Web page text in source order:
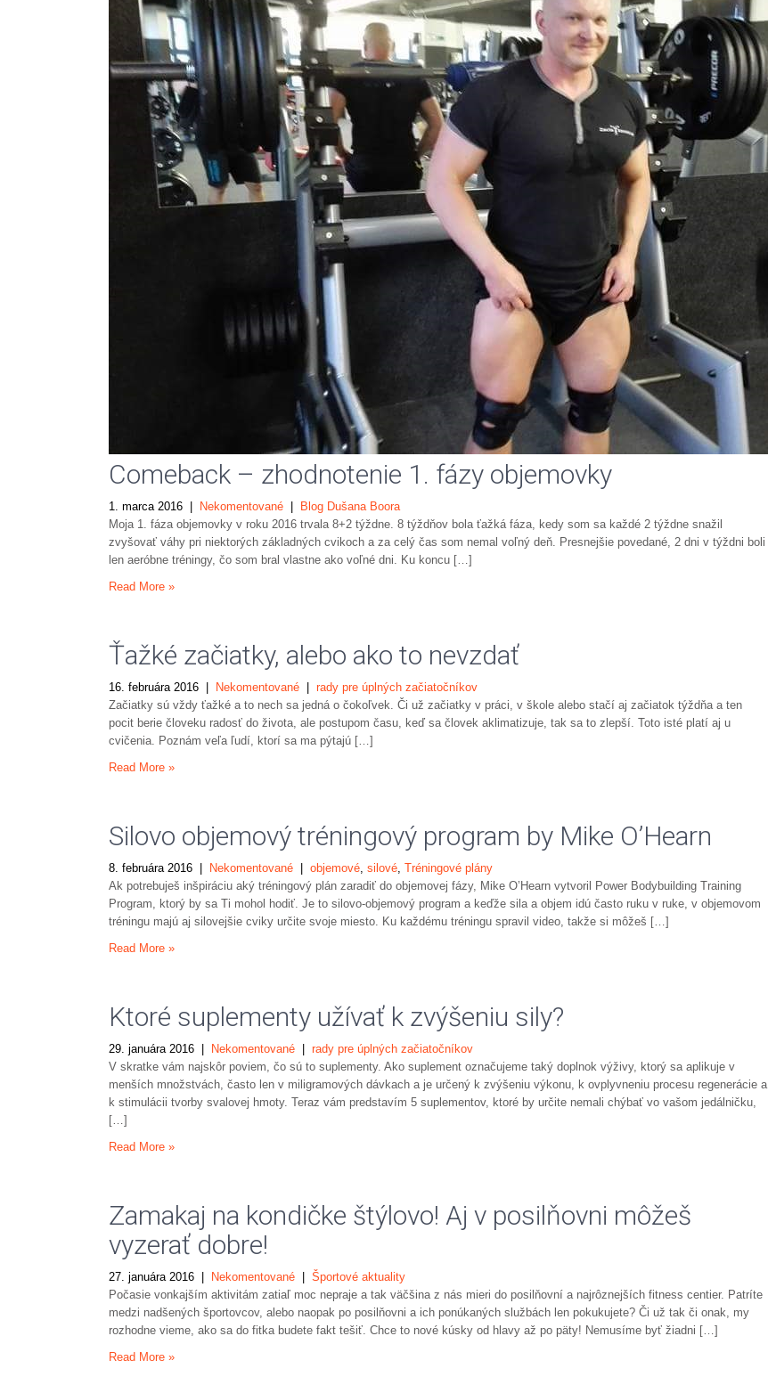
Comeback – zhodnotenie 1. fázy objemovky
1. marca 2016 Nekomentované
Blog Dušana Boora
Moja 1. fáza objemovky v roku 2016 trvala 8+2 týždne. 8 týždňov bola ťažká fáza, kedy som sa každé 2 týždne snažil
zvyšovať váhy pri niektorých základných cvikoch a za celý čas som nemal voľný deň. Presnejšie povedané, 2 dni v týždni boli
len aeróbne tréningy, čo som bral vlastne ako voľné dni. Ku koncu […]
Read More »
Ťažké začiatky, alebo ako to nevzdať
16. februára 2016 Nekomentované
rady pre úplných začiatočníkov
Začiatky sú vždy ťažké a to nech sa jedná o čokoľvek. Či už začiatky v práci, v škole alebo stačí aj začiatok týždňa a ten
pocit berie človeku radosť do života, ale postupom času, keď sa človek aklimatizuje, tak sa to zlepší. Toto isté platí aj u
cvičenia. Poznám veľa ľudí, ktorí sa ma pýtajú […]
Read More »
Silovo objemový tréningový program by Mike O’Hearn
8. februára 2016 Nekomentované objemové, silové, Tréningové plány
Ak potrebuješ inšpiráciu aký tréningový plán zaradiť do objemovej fázy, Mike O’Hearn vytvoril Power Bodybuilding Training
Program, ktorý by sa Ti mohol hodiť. Je to silovo-objemový program a keďže sila a objem idú často ruku v ruke, v objemovom
tréningu majú aj silovejšie cviky určite svoje miesto. Ku každému tréningu spravil video, takže si môžeš […]
Read More »
Ktoré suplementy užívať k zvýšeniu sily?
29. januára 2016 Nekomentované
rady pre úplných začiatočníkov
V skratke vám najskôr poviem, čo sú to suplementy. Ako suplement označujeme taký doplnok výživy, ktorý sa aplikuje v
menších množstvách, často len v miligramových dávkach a je určený k zvýšeniu výkonu, k ovplyvneniu procesu regenerácie a
k stimulácii tvorby svalovej hmoty. Teraz vám predstavím 5 suplementov, ktoré by určite nemali chýbať vo vašom jedálničku,
[…]
Read More »
Zamakaj na kondičke štýlovo! Aj v posilňovni môžeš
vyzerať dobre!
27. januára 2016 Nekomentované
Športové aktuality
Počasie vonkajším aktivitám zatiaľ moc nepraje a tak väčšina z nás mieri do posilňovní a najrôznejších fitness centier. Patríte
medzi nadšených športovcov, alebo naopak po posilňovni a ich ponúkaných službách len pokukujete? Či už tak či onak, my
rozhodne vieme, ako sa do fitka budete fakt tešiť. Chce to nové kúsky od hlavy až po päty! Nemusíme byť žiadni […]
Read More »